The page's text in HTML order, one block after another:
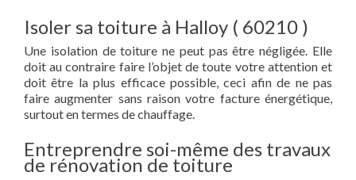
Isoler sa toiture à Halloy ( 60210 )
Une isolation de toiture ne peut pas être négligée. Elle
doit au contraire faire l’objet de toute votre attention et
doit être la plus efficace possible, ceci afin de ne pas
faire augmenter sans raison votre facture énergétique,
surtout en termes de chauffage.
Entreprendre soi-même des travaux
de rénovation de toiture